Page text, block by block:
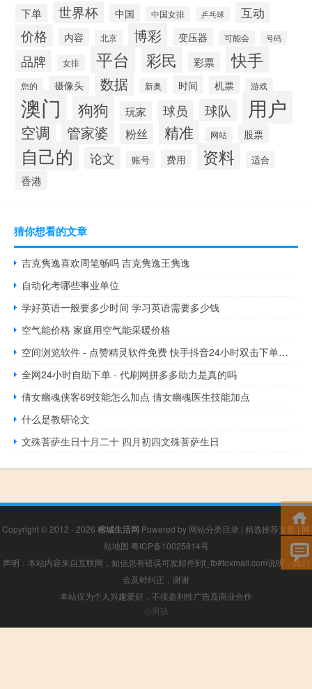
下单 世界杯 中国 中国女排 乒乓球 互动
价格 内容 北京 博彩 变压器 可能会 号码
品牌 女排 平台 彩民 彩票 快手
您的 摄像头 数据 新奥 时间 机票 游戏
澳门 狗狗 玩家 球员 球队 用户
空调 管家婆 粉丝 精准 网站 股票
自己的 论文 账号 费用 资料 适合
香港
猜你想看的文章
吉克隽逸喜欢周笔畅吗 吉克隽逸王隽逸
自动化考哪些事业单位
学好英语一般要多少时间 学习英语需要多少钱
空气能价格 家庭用空气能采暖价格
空间浏览软件 - 点赞精灵软件免费 快手抖音24小时双击下单新平台
全网24小时自助下单 - 代刷网拼多多助力是真的吗
倩女幽魂侠客69技能怎么加点 倩女幽魂医生技能加点
什么是教研论文
文殊菩萨生日十月二十 四月初四文殊菩萨生日
Copyright © 2012 - 2026 榕城生活网 Powered by 网站分类目录 | 精选推荐文章| 网
站地图 粤ICP备10025814号
声明：本站内容来自互联网，如信息有错误可发邮件到f_fb#foxmail.com说明，我们
会及时纠正，谢谢
本站仅为个人兴趣爱好，不接盈利性广告及商业合作
小男孩